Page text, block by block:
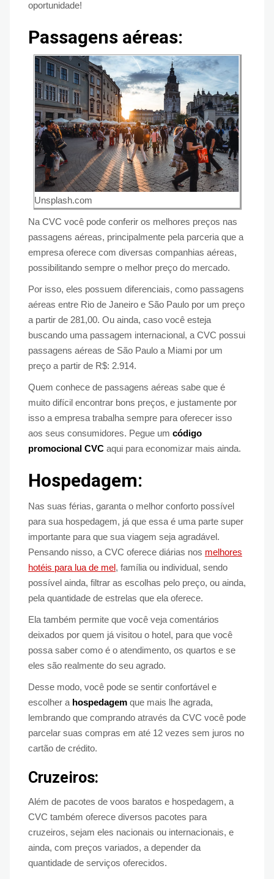
oportunidade!
Passagens aéreas:
Unsplash.com
Na CVC você pode conferir os melhores preços nas
passagens aéreas, principalmente pela parceria que a
empresa oferece com diversas companhias aéreas,
possibilitando sempre o melhor preço do mercado.
Por isso, eles possuem diferenciais, como passagens
aéreas entre Rio de Janeiro e São Paulo por um preço
a partir de 281,00. Ou ainda, caso você esteja
buscando uma passagem internacional, a CVC possui
passagens aéreas de São Paulo a Miami por um
preço a partir de R$: 2.914.
Quem conhece de passagens aéreas sabe que é
muito difícil encontrar bons preços, e justamente por
isso a empresa trabalha sempre para oferecer isso
aos seus consumidores. Pegue um código
promocional CVC aqui para economizar mais ainda.
Hospedagem:
Nas suas férias, garanta o melhor conforto possível
para sua hospedagem, já que essa é uma parte super
importante para que sua viagem seja agradável.
Pensando nisso, a CVC oferece diárias nos melhores
hotéis para lua de mel, família ou individual, sendo
possível ainda, filtrar as escolhas pelo preço, ou ainda,
pela quantidade de estrelas que ela oferece.
Ela também permite que você veja comentários
deixados por quem já visitou o hotel, para que você
possa saber como é o atendimento, os quartos e se
eles são realmente do seu agrado.
Desse modo, você pode se sentir confortável e
escolher a hospedagem que mais lhe agrada,
lembrando que comprando através da CVC você pode
parcelar suas compras em até 12 vezes sem juros no
cartão de crédito.
Cruzeiros:
Além de pacotes de voos baratos e hospedagem, a
CVC também oferece diversos pacotes para
cruzeiros, sejam eles nacionais ou internacionais, e
ainda, com preços variados, a depender da
quantidade de serviços oferecidos.